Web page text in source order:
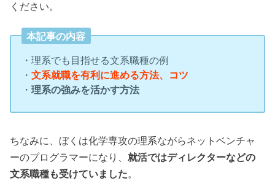
ください。
本記事の内容
・理系でも目指せる文系職種の例
・文系就職を有利に進める方法、コツ
・理系の強みを活かす方法
ちなみに、ぼくは化学専攻の理系ながらネットベンチャ
ーのプログラマーになり、就活ではディレクターなどの
文系職種も受けていました。